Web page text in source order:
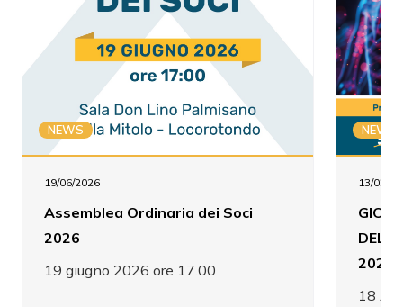
NEWS
19/06/2026
Assemblea Ordinaria dei Soci
2026
19 giugno 2026 ore 17.00
NEWS
13/03/
2026
18